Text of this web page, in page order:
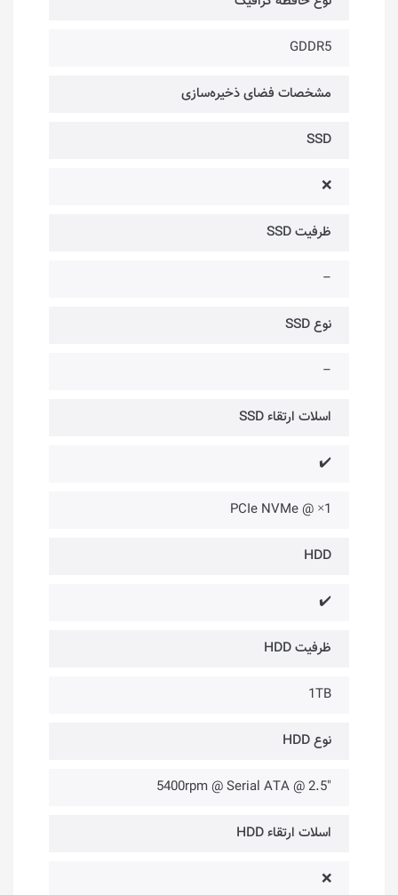
GDDR5
مشخصات فضای ذخیره‌سازی
SSD
❌
ظرفیت SSD
–
نوع SSD
–
اسلات ارتقاء SSD
✔️
1× @ PCIe NVMe
HDD
✔️
ظرفیت HDD
1TB
نوع HDD
"2.5 @ 5400rpm @ Serial ATA
اسلات ارتقاء HDD
❌